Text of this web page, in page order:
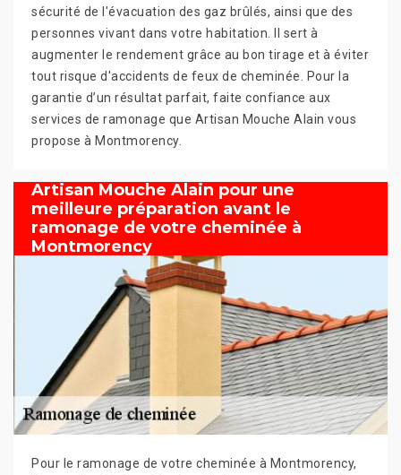
sécurité de l'évacuation des gaz brûlés, ainsi que des
personnes vivant dans votre habitation. Il sert à
augmenter le rendement grâce au bon tirage et à éviter
tout risque d'accidents de feux de cheminée. Pour la
garantie d’un résultat parfait, faite confiance aux
services de ramonage que Artisan Mouche Alain vous
propose à Montmorency.
Artisan Mouche Alain pour une
meilleure préparation avant le
ramonage de votre cheminée à
Montmorency
Pour le ramonage de votre cheminée à Montmorency,